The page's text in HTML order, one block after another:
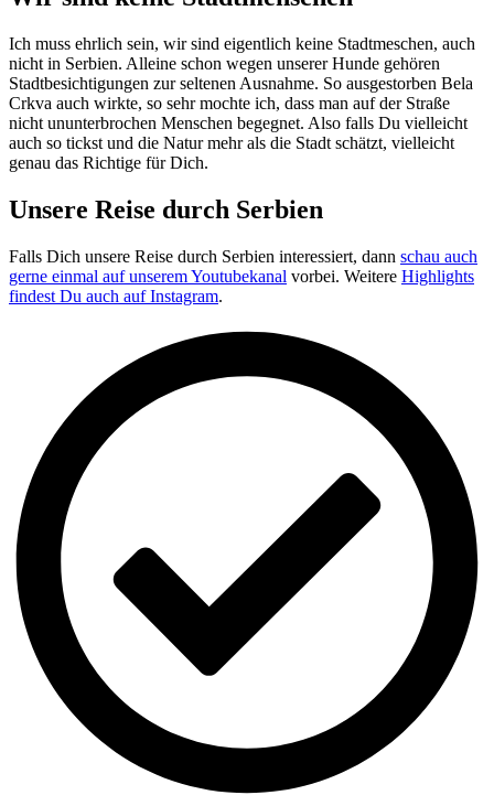
Ich muss ehrlich sein, wir sind eigentlich keine Stadtmeschen, auch
nicht in Serbien. Alleine schon wegen unserer Hunde gehören
Stadtbesichtigungen zur seltenen Ausnahme. So ausgestorben Bela
Crkva auch wirkte, so sehr mochte ich, dass man auf der Straße
nicht ununterbrochen Menschen begegnet. Also falls Du vielleicht
auch so tickst und die Natur mehr als die Stadt schätzt, vielleicht
genau das Richtige für Dich.
Unsere Reise durch Serbien
Falls Dich unsere Reise durch Serbien interessiert, dann schau auch
gerne einmal auf unserem Youtubekanal vorbei. Weitere Highlights
findest Du auch auf Instagram.